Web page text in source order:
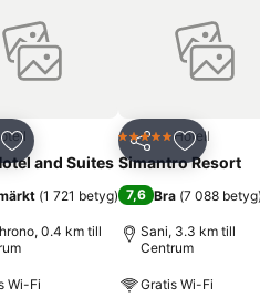
Lägg till i Mina Favoriter
and Suites
(1 721 betyg)
0.4 km till
Wi-Fi
Dela Lägg till
5 StjärnorHotell
Simantro Resort
7,6 Bra (7 088 betyg
Sani, 3.3 km till
Centrum
Gratis Wi-Fi